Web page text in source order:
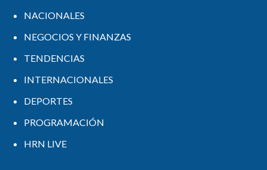
NACIONALES
NEGOCIOS Y FINANZAS
TENDENCIAS
INTERNACIONALES
DEPORTES
PROGRAMACIÓN
HRN LIVE